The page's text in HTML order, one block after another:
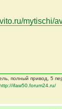
mytischi/
полный привод, 5
ifaw50.forum24.ru/